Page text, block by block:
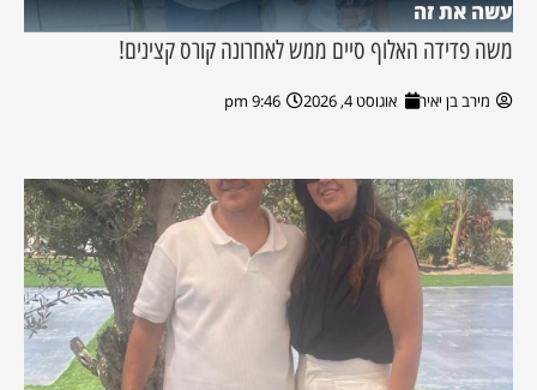
עשה את זה
משה פדידה האלוף סיים ממש לאחרונה קורס קצינים!
מירב בן יאיר אוגוסט 4, 2026 9:46 pm